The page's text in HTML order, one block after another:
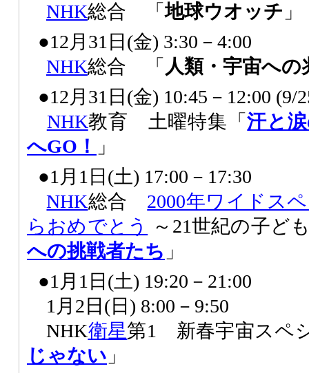
NHK総合 「地球ウオッチ 」
●12月31日(金) 3:30－4:00
NHK総合 「 人類・宇宙への
●12月31日(金) 10:45－12:00 (9/
NHK教育 土曜特集「汗と
へGO！
」
●1月1日(土) 17:00－17:30
NHK総合 2000年ワイドス
らおめでとう
～21世紀の子ど
への挑戦者たち 」
●1月1日(土) 19:20－21:00
1月2日(日) 8:00－9:50
NHK衛星第1 新春宇宙スペ
じゃない 」